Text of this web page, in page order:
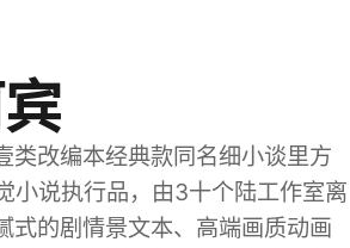
类改编本经典款同名细小谈里方
小说执行品，由3十个陆工作室离
式的剧情景文本、高端画质动画